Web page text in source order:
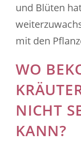
und Blüten
mit den
WO
NICHT
KANN?